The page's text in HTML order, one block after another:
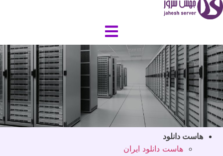
هاست دانلود
هاست دانلود ایران